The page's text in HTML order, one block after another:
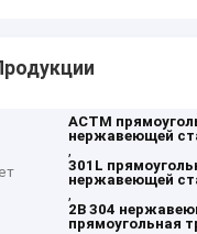
АСТМ
нержавеющей
,
301L
нержавеющей
,
2B 304
прямоугольная